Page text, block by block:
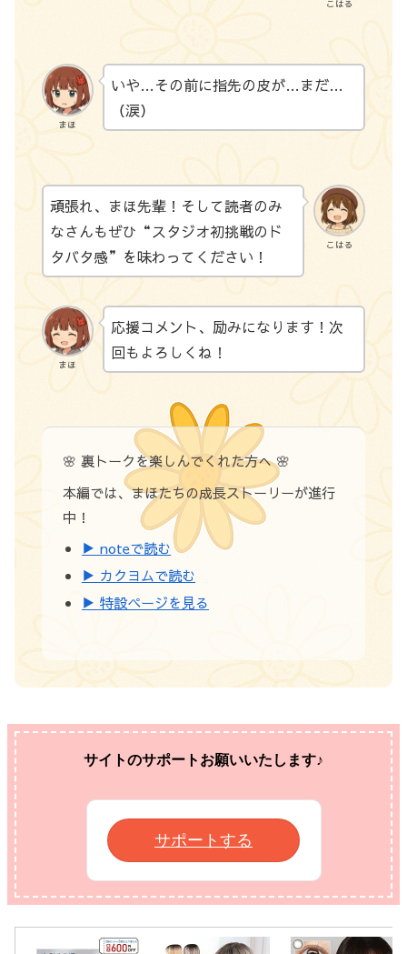
こはる
まほ
いや…その前に指先の皮が…まだ…
（涙）
こはる
頑張れ、まほ先輩！そして読者のみ
なさんもぜひ“スタジオ初挑戦のド
タバタ感”を味わってください！
まほ
応援コメント、励みになります！次
回もよろしくね！
🌸 裏トークを楽しんでくれた方へ 🌸
本編では、まほたちの成長ストーリーが進行
中！
▶️ noteで読む
▶️ カクヨムで読む
▶️ 特設ページを見る
サイトのサポートお願いいたします♪
サポートする